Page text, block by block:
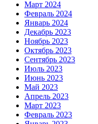
Март 2024
Февраль 2024
Январь 2024
Декабрь 2023
Ноябрь 2023
Октябрь 2023
Сентябрь 2023
Июль 2023
Июнь 2023
Май 2023
Апрель 2023
Март 2023
Февраль 2023